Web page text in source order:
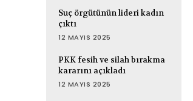
Suç örgütünün lideri kadın
çıktı
12 MAYIS 2025
PKK fesih ve silah bırakma
kararını açıkladı
12 MAYIS 2025